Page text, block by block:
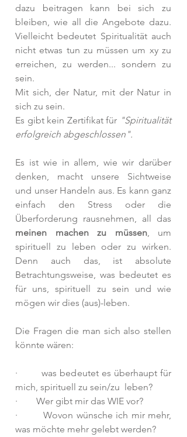
dazu beitragen kann bei sich zu
bleiben, wie all die Angebote dazu.
Vielleicht bedeutet Spiritualität auch
nicht etwas tun zu müssen um xy zu
erreichen, zu werden... sondern zu
sein.
Mit sich, der Natur, mit der Natur in
sich zu sein.
Es gibt kein Zertifikat für "Spiritualität
erfolgreich abgeschlossen".
Es ist wie in allem, wie wir darüber
denken, macht unsere Sichtweise
und unser Handeln aus. Es kann ganz
einfach den Stress oder die
meinen machen zu müssen, um
spirituell zu leben oder zu wirken.
Denn auch das, ist absolute
Betrachtungsweise, was bedeutet es
für uns, spirituell zu sein und wie
mögen wir dies (aus)-leben.
Die Fragen die man sich also stellen
könnte wären:
·        was bedeutet es überhaupt für
mich, spirituell zu sein/zu  leben?
·        Wer gibt mir das WIE vor?
·        Wovon wünsche ich mir mehr,
was möchte mehr gelebt werden?